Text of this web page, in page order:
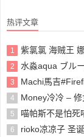
热评文章
1 紫氯氯 海贼王
2 水淼aqua ブルー
3 Machi馬吉
4 Money冷冷 – 修
5 喵帕斯不是怕死
6 rioko凉凉子 圣